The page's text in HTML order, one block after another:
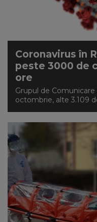
Coronavirus în
peste 3000 de
ore
Grupul de
octombrie, alte 3.109